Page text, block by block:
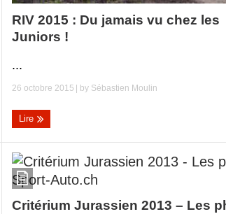
RIV 2015 : Du jamais vu chez les
Juniors !
...
26 octobre 2015 | by Sébastien Moulin
Lire
Critérium Jurassien 2013 – Les